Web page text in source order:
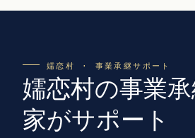
嬬恋村 · 事業承継サポート
嬬恋村の事業
家がサポート